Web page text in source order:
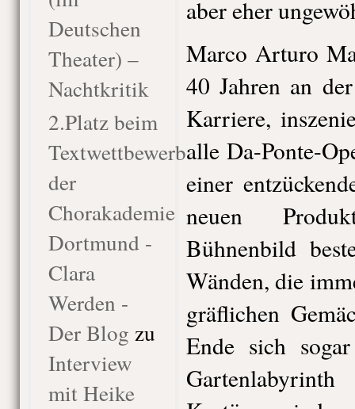
Deutschen
Theater) –
Nachtkritik
2.Platz beim
Textwettbewerb
der
Chorakademie
Dortmund -
Clara
Werden -
Der Blog zu
Interview
mit Heike
aber eher
Marco Arturo
40 Jahren an
Karriere,
alle Da-Ponte-
einer
neuen
Bühnenbild
Wänden, die
gräflichen
Ende sich